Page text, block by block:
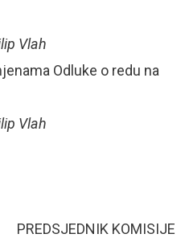
Vlah
Odluke o redu na
Vlah
PREDSJEDNIK KOMISIJE